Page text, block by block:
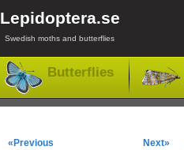
Lepidoptera.se
Swedish moths and butterflies
Butterflies
«Previous Next»